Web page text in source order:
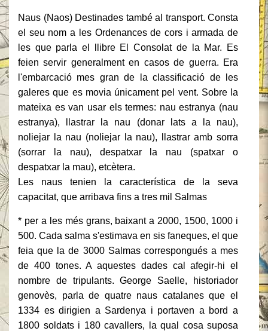
Naus (Naos) Destinades també al transport. Consta
el seu nom a les Ordenances de cors i armada de
les que parla el llibre El Consolat de la Mar. Es
feien servir generalment en casos de guerra. Era
l'embarcació mes gran de la classificació de les
galeres que es movia únicament pel vent. Sobre la
mateixa es van usar els termes: nau estranya (nau
estranya), llastrar la nau (donar lats a la nau),
noliejar la nau (noliejar la nau), llastrar amb sorra
(sorrar la nau), despatxar la nau (spatxar o
despatxar la mau), etcètera.
Les naus tenien la característica de la seva
capacitat, que arribava fins a tres mil Salmas
* per a les més grans, baixant a 2000, 1500, 1000 i
500. Cada salma s'estimava en sis faneques, el que
feia que la de 3000 Salmas correspongués a mes
de 400 tones.A aquestes dades cal afegir-hi el
nombre de tripulants.
George Saelle, historiador
genovès, parla de quatre naus catalanes que el
1334 es dirigien a Sardenya i portaven a bord a
1800 soldats i 180 cavallers, la qual cosa suposa